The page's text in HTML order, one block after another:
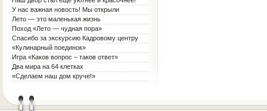
семьи, любви и верности!
У нас важная новость! Мы открыли
Социальную гостиную.
Лето — это маленькая жизнь
Поход «Лето — чудная пора»
Спасибо за экскурсию Кадровому центру
«Кулинарный поединок»
Игра «Каков вопрос – таков ответ»
Два мира на 64 клетках
«Сделаем наш дом круче!»